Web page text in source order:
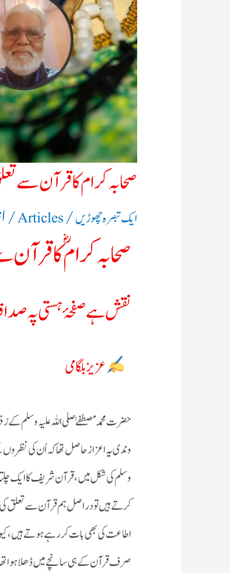
صحابہ کرام کا قرآن سے
ایک تبصرہ چھوڑیں/
Articles
/
صحابہ کرام ؓ کا
نقش ہے صفحۂ ہستی پہ
عزیز بلگامی
حضرت محمد مصطفےٰ صلی اللہ علیہ و سلم
وندی یہ اعزاز حاصل تھا کہ اُن کی نظروں
و سلم کی شکل میں، قرآن شریف کا ایک
کرتے ہیں تودراصل ہم قرآن سے تعلق
اطاعت کی بھی بات کر رہے ہوتے ہیں،
صرف قرآن کے ہی سانچے میں ڈھلا ہوا